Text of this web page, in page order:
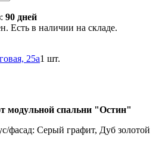
90 дней
Есть в наличии на складе.
25а1 шт.
модульной спальни "Остин"
фасад: Серый графит, Дуб золотой